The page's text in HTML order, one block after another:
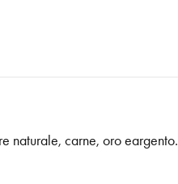
naturale, carne, oro eargento.